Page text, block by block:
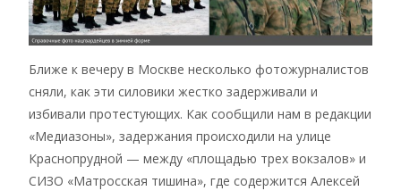
Ближе к вечеру в Москве несколько фотожурналистов
сняли, как эти силовики жестко задерживали и
избивали протестующих. Как сообщили нам в редакции
«Медиазоны», задержания происходили на улице
Краснопрудной — между «площадью трех вокзалов» и
СИЗО «Матросская тишина», где содержится Алексей